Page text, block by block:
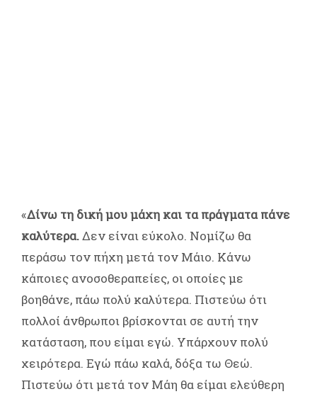
«Δίνω τη δική μου μάχη και τα πράγματα πάνε
καλύτερα.Δεν είναι εύκολο. Νομίζω θα
περάσω τον πήχη μετά τον Μάιο. Κάνω
κάποιες ανοσοθεραπείες, οι οποίες με
βοηθάνε, πάω πολύ καλύτερα. Πιστεύω ότι
πολλοί άνθρωποι βρίσκονται σε αυτή την
κατάσταση, που είμαι εγώ. Υπάρχουν πολύ
χειρότερα. Εγώ πάω καλά, δόξα τω Θεώ.
Πιστεύω ότι μετά τον Μάη θα είμαι ελεύθερη